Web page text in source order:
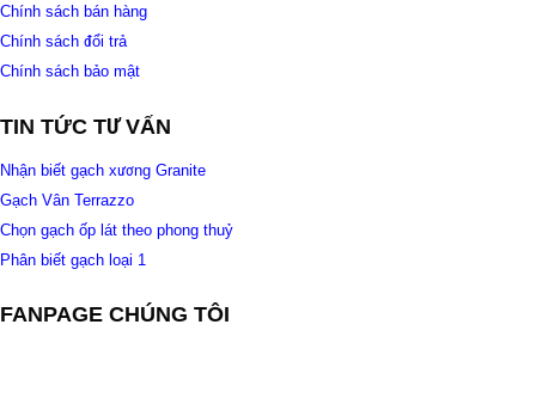
Chính sách bán hàng
Chính sách đổi trả
Chính sách bảo mật
TIN TỨC TƯ VẤN
Nhận biết gạch xương Granite
Gạch Vân Terrazzo
Chọn gạch ốp lát theo phong thuỷ
Phân biết gạch loại 1
FANPAGE CHÚNG TÔI